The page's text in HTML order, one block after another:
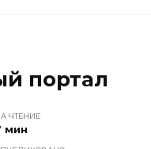
портал
ЧТЕНИЕ
мин